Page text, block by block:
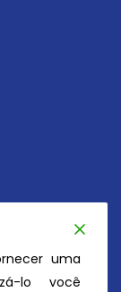
uma
lo você